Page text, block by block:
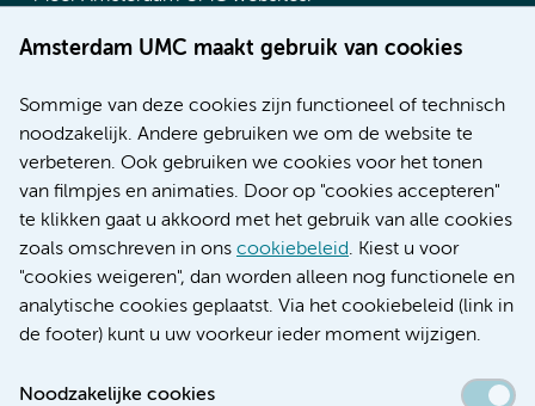
Amsterdam UMC maakt gebruik van cookies
Sommige van deze cookies zijn functioneel of technisch
noodzakelijk. Andere gebruiken we om de website te
verbeteren. Ook gebruiken we cookies voor het tonen
van filmpjes en animaties. Door op "cookies accepteren"
te klikken gaat u akkoord met het gebruik van alle cookies
zoals omschreven in ons cookiebeleid. Kiest u voor
"cookies weigeren", dan worden alleen nog functionele en
analytische cookies geplaatst. Via het cookiebeleid (link in
de footer) kunt u uw voorkeur ieder moment wijzigen.
Noodzakelijke cookies
Werken bij Amsterdam UMC
Nieuws
Research
Educatie locatie AMC
Educatie locatie VUmc
Verwijzen & diagnostiek